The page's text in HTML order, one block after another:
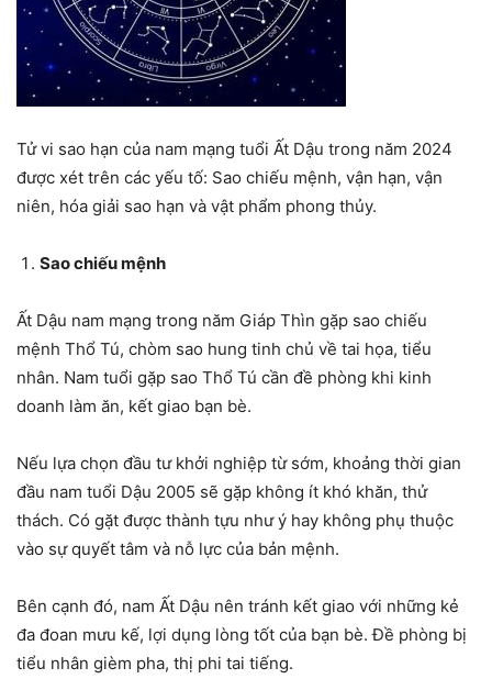
Tử vi sao hạn của nam mạng tuổi Ất Dậu trong năm 2024
được xét trên các yếu tố: Sao chiếu mệnh, vận hạn, vận
niên, hóa giải sao hạn và vật phẩm phong thủy.
Sao chiếu mệnh
Ất Dậu nam mạng trong năm Giáp Thìn gặp sao chiếu
mệnh Thổ Tú, chòm sao hung tinh chủ về tai họa, tiểu
nhân. Nam tuổi gặp sao Thổ Tú cần đề phòng khi kinh
doanh làm ăn, kết giao bạn bè.
Nếu lựa chọn đầu tư khởi nghiệp từ sớm, khoảng thời gian
đầu nam tuổi Dậu 2005 sẽ gặp không ít khó khăn, thử
thách. Có gặt được thành tựu như ý hay không phụ thuộc
vào sự quyết tâm và nỗ lực của bản mệnh.
Bên cạnh đó, nam Ất Dậu nên tránh kết giao với những kẻ
đa đoan mưu kế, lợi dụng lòng tốt của bạn bè. Đề phòng bị
tiểu nhân gièm pha, thị phi tai tiếng.